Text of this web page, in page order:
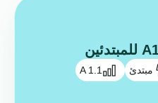
مبتدئ A 1.1